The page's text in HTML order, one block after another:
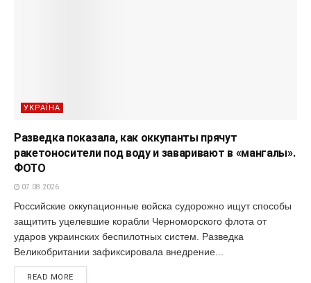
УКРАЇНА
Разведка показала, как оккупанты прячут
ракетоносители под воду и заваривают в «мангалы».
ФОТО
07.08.2026
Российские оккупационные войска судорожно ищут способы
защитить уцелевшие корабли Черноморского флота от
ударов украинских беспилотных систем. Разведка
Великобритании зафиксировала внедрение...
READ MORE